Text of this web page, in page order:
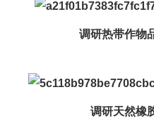
调研热带作物
调研天然橡